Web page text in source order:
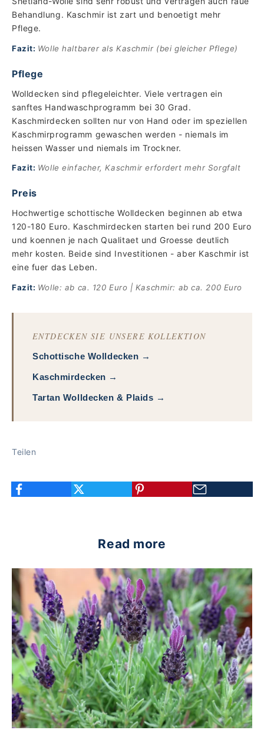
Behandlung. Kaschmir ist zart und benoetigt mehr
Pflege.
Fazit: Wolle haltbarer als Kaschmir (bei gleicher Pflege)
Pflege
Wolldecken sind pflegeleichter. Viele vertragen ein
sanftes Handwaschprogramm bei 30 Grad.
Kaschmirdecken sollten nur von Hand oder im speziellen
Kaschmirprogramm gewaschen werden - niemals im
heissen Wasser und niemals im Trockner.
Fazit: Wolle einfacher, Kaschmir erfordert mehr Sorgfalt
Preis
Hochwertige schottische Wolldecken beginnen ab etwa
120-180 Euro. Kaschmirdecken starten bei rund 200 Euro
und koennen je nach Qualitaet und Groesse deutlich
mehr kosten. Beide sind Investitionen - aber Kaschmir ist
eine fuer das Leben.
Fazit: Wolle: ab ca. 120 Euro | Kaschmir: ab ca. 200 Euro
ENTDECKEN SIE UNSERE KOLLEKTION
Schottische Wolldecken →
Kaschmirdecken →
Tartan Wolldecken & Plaids →
Teilen
Read more